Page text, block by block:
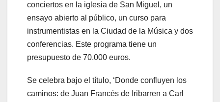
conciertos en la iglesia de San Miguel, un
ensayo abierto al público, un curso para
instrumentistas en la Ciudad de la Música y dos
conferencias. Este programa tiene un
presupuesto de 70.000 euros.
Se celebra bajo el título, ‘Donde confluyen los
caminos: de Juan Francés de Iribarren a Carl